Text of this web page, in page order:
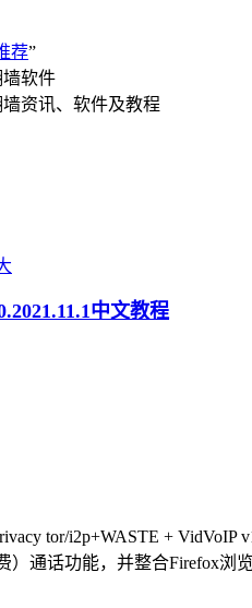
荐”
软件
资讯、软件及教程
中文教程
tor/i2p+WASTE +
通话功能，并整合Firefox